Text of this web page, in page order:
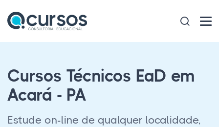
Cursos Técnicos EaD em
Acará - PA
Estude on-line de qualquer localidade,